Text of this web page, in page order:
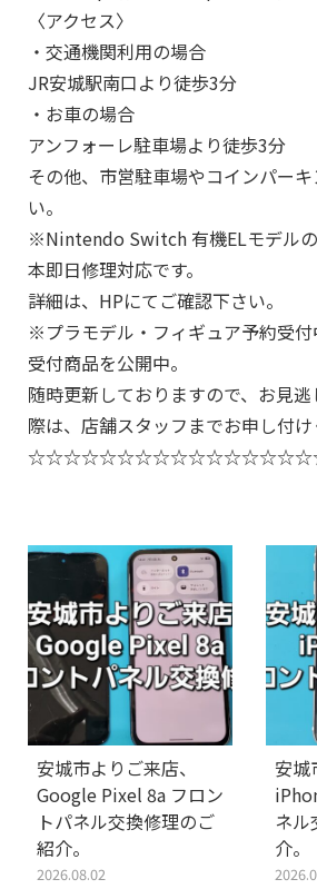
〈アクセス〉
・交通機関利用の場合
JR安城駅南口より徒歩3分
・お車の場合
アンフォーレ駐車場より徒歩3分
その他、市営駐車場やコインパー
い。
※Nintendo Switch 有機ELモデル
本即日修理対応です。
詳細は、HPにてご確認下さい。
※プラモデル・フィギュア予約受付
受付商品を公開中。
随時更新しておりますので、お見
際は、店舗スタッフまでお申し付け
安城市よりご来店、
Google Pixel 8a フロン
トパネル交換修理のご
紹介。
2026.08.02
安城
ネル
介。